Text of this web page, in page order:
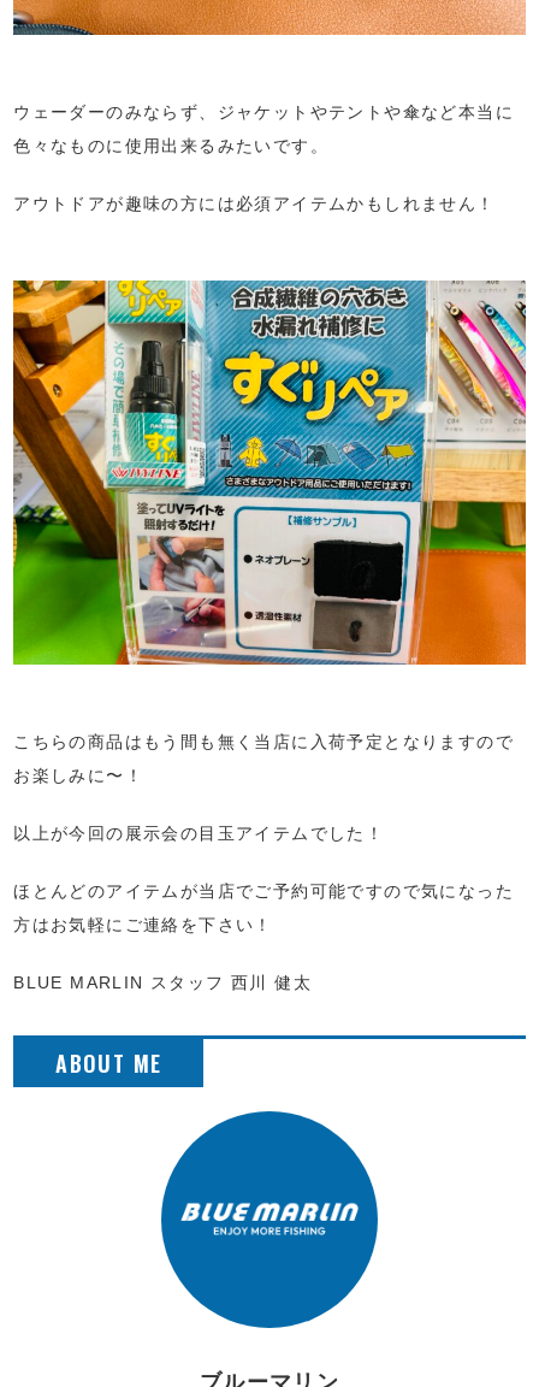
ウェーダーのみならず、ジャケットやテントや傘など本当に
色々なものに使用出来るみたいです。
アウトドアが趣味の方には必須アイテムかもしれません！
こちらの商品はもう間も無く当店に入荷予定となりますので
お楽しみに〜！
以上が今回の展示会の目玉アイテムでした！
ほとんどのアイテムが当店でご予約可能ですので気になった
方はお気軽にご連絡を下さい！
BLUE MARLIN スタッフ 西川 健太